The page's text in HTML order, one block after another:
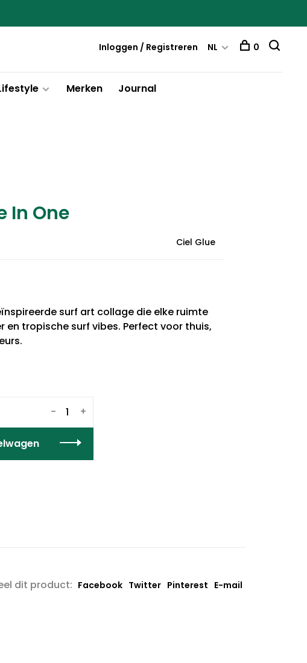
Merken Journal
Inloggen / Registreren NL 0
In One
Ciel Glue
surf art collage die elke ruimte
en tropische surf vibes. Perfect voor thuis,
+
-
dit product: Facebook Twitter Pinterest E-mail